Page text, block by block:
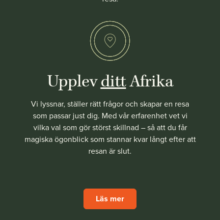
UpplevdittAfrika
Vi lyssnar, ställer rätt frågor och skapar en resa
som passar just dig. Med vår erfarenhet vet vi
vilka val som gör störst skillnad – så att du får
magiska ögonblick som stannar kvar långt efter att
resan är slut.
Läs mer